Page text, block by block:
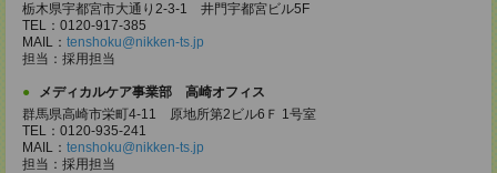
栃木県宇都宮市大通り2-3-1 井門宇都宮ビル5F
TEL：0120-917-385
MAIL： tenshoku@nikken-ts.jp
担当：採用担当
メディカルケア事業部 高崎オフィス
群馬県高崎市栄町4-11 原地所第2ビル6Ｆ 1号室
TEL：0120-935-241
MAIL： tenshoku@nikken-ts.jp
担当：採用担当